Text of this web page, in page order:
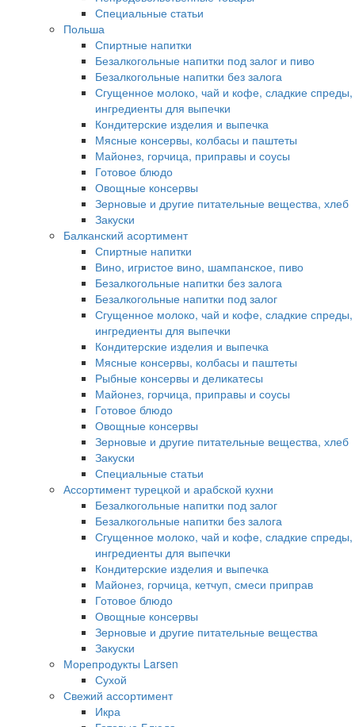
Специальные статьи
Польша
Спиртные напитки
Безалкогольные напитки под залог и пиво
Безалкогольные напитки без залога
Сгущенное молоко, чай и кофе, сладкие спреды,
ингредиенты для выпечки
Кондитерские изделия и выпечка
Мясные консервы, колбасы и паштеты
Майонез, горчица, приправы и соусы
Готовое блюдо
Овощные консервы
Зерновые и другие питательные вещества, хлеб
Закуски
Балканский асортимент
Спиртные напитки
Вино, игристое вино, шампанское, пиво
Безалкогольные напитки без залога
Безалкогольные напитки под залог
Сгущенное молоко, чай и кофе, сладкие спреды,
ингредиенты для выпечки
Кондитерские изделия и выпечка
Мясные консервы, колбасы и паштеты
Рыбные консервы и деликатесы
Майонез, горчица, приправы и соусы
Готовое блюдо
Овощные консервы
Зерновые и другие питательные вещества, хлеб
Закуски
Специальные статьи
Ассортимент турецкой и арабской кухни
Безалкогольные напитки под залог
Безалкогольные напитки без залога
Сгущенное молоко, чай и кофе, сладкие спреды,
ингредиенты для выпечки
Кондитерские изделия и выпечка
Майонез, горчица, кетчуп, смеси приправ
Готовое блюдо
Овощные консервы
Зерновые и другие питательные вещества
Закуски
Морепродукты Larsen
Сухой
Свежий ассортимент
Икра